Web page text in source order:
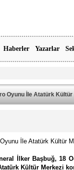
Haberler Yazarlar
Oyunu İle Atatürk
İle Atatürk Kültür
İlker Başbuğ, 18
Kültür Merkezi